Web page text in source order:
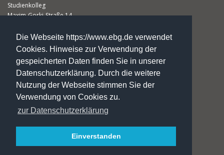
Die Webseite https://www.ebg.de verwendet
Cookies. Hinweise zur Verwendung der
gespeicherten Daten finden Sie in unserer
Datenschutzerklärung. Durch die weitere
Nutzung der Webseite stimmen Sie der
Verwendung von Cookies zu.
zur Datenschutzerklärung
Einverstanden
Studienkolleg
Maxim-Gorki-Straße 14
(1. Etage )
Leiterin
Fon: +49.3 91.5 41 98 29
Fax: +49.3 91.5 41 98 31
ebz@ebg.de
Kontakte
Impressung***